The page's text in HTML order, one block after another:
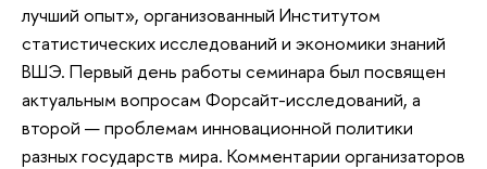
лучший опыт», организованный Институтом
статистических исследований и экономики знаний
ВШЭ. Первый день работы семинара был посвящен
актуальным вопросам Форсайт-исследований, а
второй — проблемам инновационной политики
разных государств мира. Комментарии организаторов